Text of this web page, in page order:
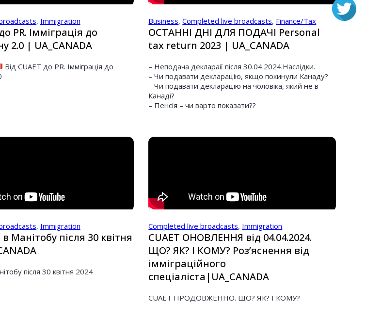
, Immigration
PR. Імміграція до
2.0 | UA_CANADA
Від CUAET до PR. Імміграція до
Business,Completed live broadcasts, Finance/Tax
ОСТАННІ ДНІ ДЛЯ ПОДАЧІ Personal
tax return 2023 | UA_CANADA
– Неподача деклараії після 30.04.2024.Наслідки.
– Чи подавати декларацію, якщо покинули Канаду?
– Чи подавати декларацію на чоловіка, який не в
Канаді?
– Пенсія – чи варто показати??
, Immigration
в Манітобу після 30 квітня
після 30 квітня 2024
Completed live broadcasts, Immigration
CUAET ОНОВЛЕННЯ від 04.04.2024.
ЩО? ЯК? І КОМУ? Розʼяснення від
імміграційного
спеціаліста|UA_CANADA
CUAET ПРОДОВЖЕННО. ЩО? ЯК? І КОМУ?